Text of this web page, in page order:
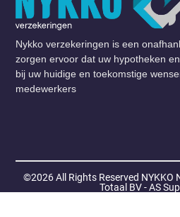
Nykko verzekeringen is een
zorgen ervoor dat uw hypotheken
bij uw huidige en toekomstige
medewerkers
©2026 All Rights Reserved NYKKO
Totaal BV - AS